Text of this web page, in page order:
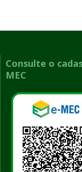
Consulte o
MEC